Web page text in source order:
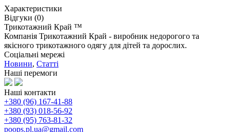
Характеристики
Відгуки (0)
Трикотажний Край ™
Компанія Трикотажний Край - виробник недорогого та
якісного трикотажного одягу для дітей та дорослих.
Соціальні мережі
Новини, Статті
Наші перемоги
Наші контакти
+380 (96) 167-41-88
+380 (93) 018-56-92
+380 (95) 763-81-32
poops.pl.ua@gmail.com